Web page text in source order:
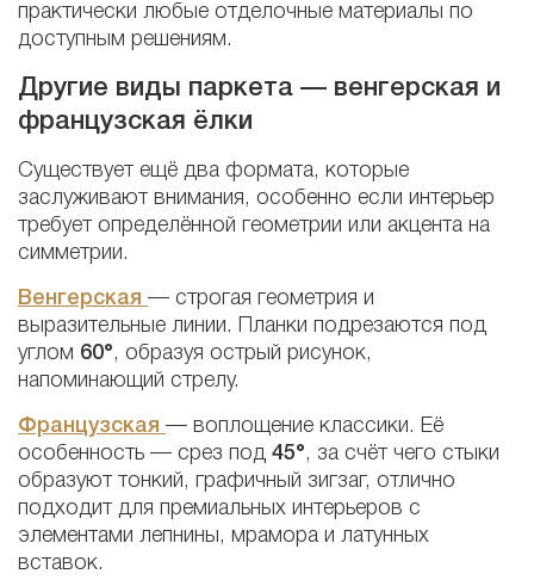
практически любые отделочные материалы по
доступным решениям.
Другие виды паркета — венгерская и
французская ёлки
Существует ещё два формата, которые
заслуживают внимания, особенно если интерьер
требует определённой геометрии или акцента на
симметрии.
Венгерская — строгая геометрия и
выразительные линии. Планки подрезаются под
углом 60°, образуя острый рисунок,
напоминающий стрелу.
Французская — воплощение классики. Её
особенность — срез под 45°, за счёт чего стыки
образуют тонкий, графичный зигзаг, отлично
подходит для премиальных интерьеров с
элементами лепнины, мрамора и латунных
вставок.